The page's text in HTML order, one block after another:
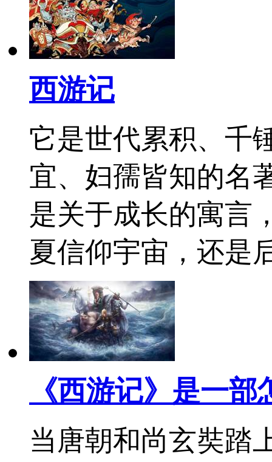
西游记
它是世代累积、千
宜、妇孺皆知的名
是关于成长的寓言
夏信仰宇宙，还
《西游记》是一部
当唐朝和尚玄奘踏